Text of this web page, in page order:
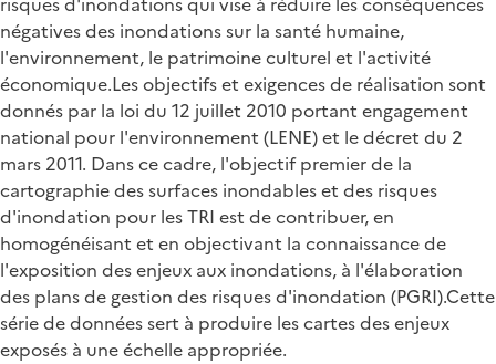
négatives des inondations sur la santé humaine,
l'environnement, le patrimoine culturel et l'activité
économique.Les objectifs et exigences de réalisation sont
donnés par la loi du 12 juillet 2010 portant engagement
national pour l'environnement (LENE) et le décret du 2
mars 2011. Dans ce cadre, l'objectif premier de la
cartographie des surfaces inondables et des risques
d'inondation pour les TRI est de contribuer, en
homogénéisant et en objectivant la connaissance de
l'exposition des enjeux aux inondations, à l'élaboration
des plans de gestion des risques d'inondation (PGRI).Cette
série de données sert à produire les cartes des enjeux
exposés à une échelle appropriée.